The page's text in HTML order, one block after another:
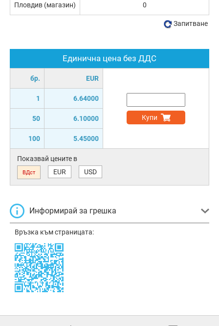
Единична цена без ДДС
бр. EUR
1 6.64000
50 6.10000
100 5.45000
Купи
Показвай цените в
ВДст EUR USD
Информирай за грешка
Връзка към страницата:
Пловдив (магазин) 0
Запитване